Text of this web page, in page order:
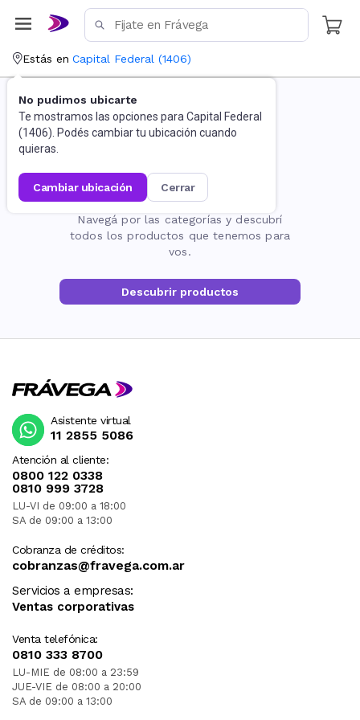
Estás en Capital Federal (1406)
No pudimos ubicarte
Te mostramos las opciones para Capital Federal
(1406). Podés cambiar tu ubicación cuando
quieras.
cambiar ubicación cerrar
La página no existe
Navegá por las categorías y descubrí
todos los productos que tenemos para
vos.
Descubrir productos
Atención al cliente:
0800 122 0338
0810 999 3728
LU-VI de 09:00 a 18:00
SA de 09:00 a 13:00
Cobranza de créditos:
cobranzas@fravega.com.ar
Servicios a empresas:
Ventas corporativas
Venta telefónica:
0810 333 8700
LU-MIE de 08:00 a 23:59
JUE-VIE de 08:00 a 20:00
SA de 09:00 a 13:00
Asistente virtual
11 2855 5086